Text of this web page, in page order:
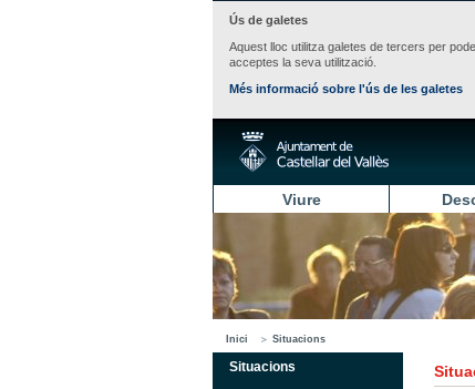
Ús de galetes
Aquest lloc utilitza galetes de tercers per
acceptes la seva utilització.
Més informació sobre l'ús de les galetes
Viure
Inici Situacions
Situacions